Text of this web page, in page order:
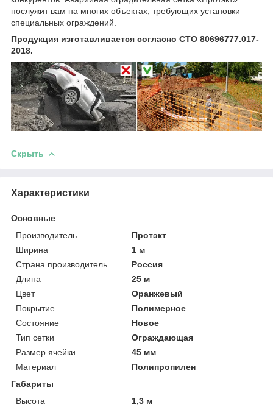
послужит вам на многих объектах, требующих установки
специальных ограждений.
Продукция изготавливается согласно СТО 80696777.017-
2018.
Скрыть
Характеристики
Основные
Производитель
Протэкт
Ширина
1 м
Страна производитель
Россия
Длина
25 м
Цвет
Оранжевый
Покрытие
Полимерное
Состояние
Новое
Тип сетки
Ограждающая
Размер ячейки
45 мм
Материал
Полипропилен
Габариты
Высота
1,3 м